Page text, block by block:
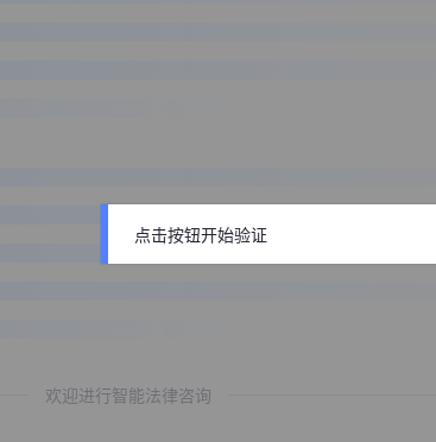
欢迎进行智能法律咨询
点击按钮开始验证